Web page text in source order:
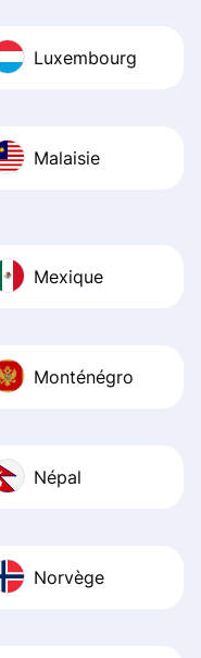
Luxembourg
Malaisie
Mexique
Monténégro
Népal
Norvège